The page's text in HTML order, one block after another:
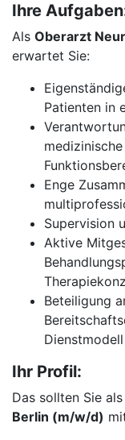
Ihre
Als Oberarzt
erwartet Sie:
Patienten in
Enge
Supervision
Aktive
Beteiligung
Dienstmodell
Ihr Profil:
Das sollten Sie als
Berlin (m/w/d)